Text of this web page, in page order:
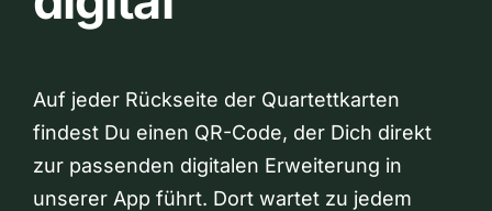
Auf jeder Rückseite der Quartettkarten
findest Du einen QR-Code, der Dich direkt
zur passenden digitalen Erweiterung in
unserer App führt. Dort wartet zu jedem